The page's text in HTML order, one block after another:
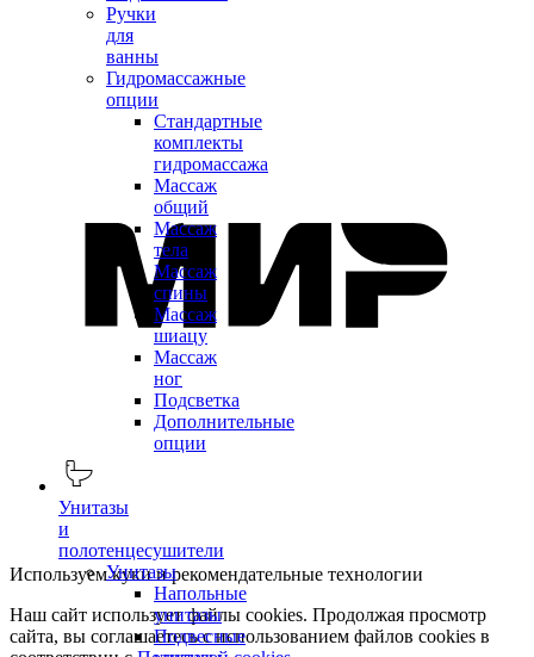
Ручки
для
ванны
Гидромассажные
опции
Стандартные
комплекты
гидромассажа
Массаж
общий
Массаж
тела
Массаж
спины
Массаж
шиацу
Массаж
ног
Подсветка
Дополнительные
опции
Унитазы
и
полотенцесушители
Унитазы
Напольные
унитазы
Подвесные
Используем куки и рекомендательные технологии
Наш сайт использует файлы cookies. Продолжая просмотр
сайта, вы соглашаетесь с использованием файлов cookies в